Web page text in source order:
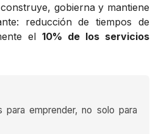
gobierna y mantiene
reducción de tiempos de
el 10% de los servicios
para emprender, no solo para